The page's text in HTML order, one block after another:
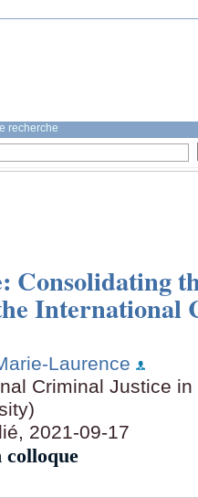
recherche
Consolidating
Laurence
Criminal Justice
2021-09-17
colloque